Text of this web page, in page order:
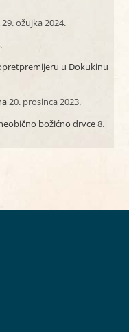
29. ožujka 2024.
u Dokukinu
20. prosinca 2023.
božićno drvce8.